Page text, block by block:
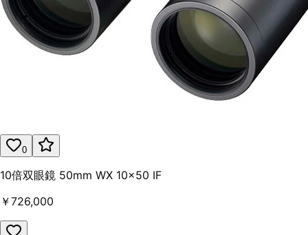
0
10倍双眼鏡 50mm WX 10×50 IF
￥726,000